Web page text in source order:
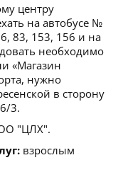
центру
на автобусе №
83, 153, 156 и на
необходимо
«Магазин
нужно
в сторону
3.
"ЦЛХ".
взрослым